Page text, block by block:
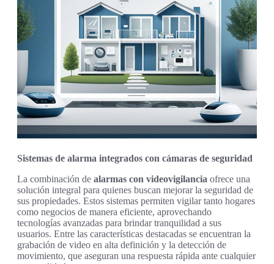
Sistemas de alarma integrados con cámaras de seguridad
La combinación de alarmas con videovigilancia ofrece una
solución integral para quienes buscan mejorar la seguridad de
sus propiedades. Estos sistemas permiten vigilar tanto hogares
como negocios de manera eficiente, aprovechando
tecnologías avanzadas para brindar tranquilidad a sus
usuarios. Entre las características destacadas se encuentran la
grabación de video en alta definición y la detección de
movimiento, que aseguran una respuesta rápida ante cualquier